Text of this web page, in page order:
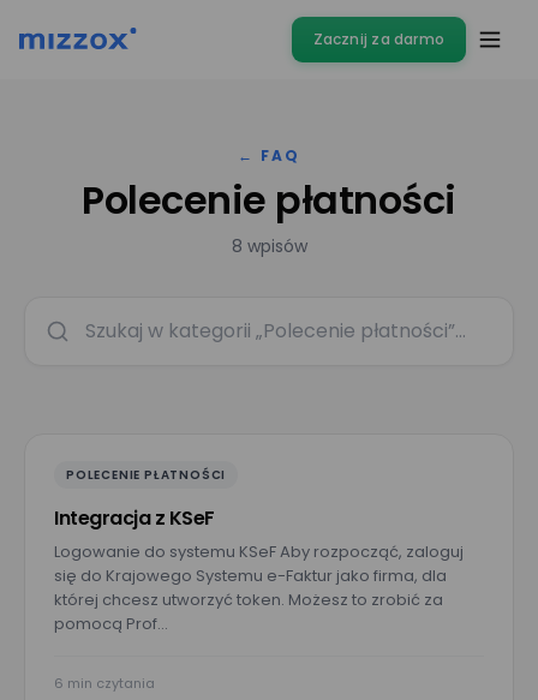
Zacznij za darmo
← FAQ
Polecenie płatności
8 wpisów
POLECENIE PŁATNOŚCI
Integracja z KSeF
Logowanie do systemu KSeF Aby rozpocząć, zaloguj
się do Krajowego Systemu e-Faktur jako firma, dla
której chcesz utworzyć token. Możesz to zrobić za
pomocą Prof…
6 min czytania